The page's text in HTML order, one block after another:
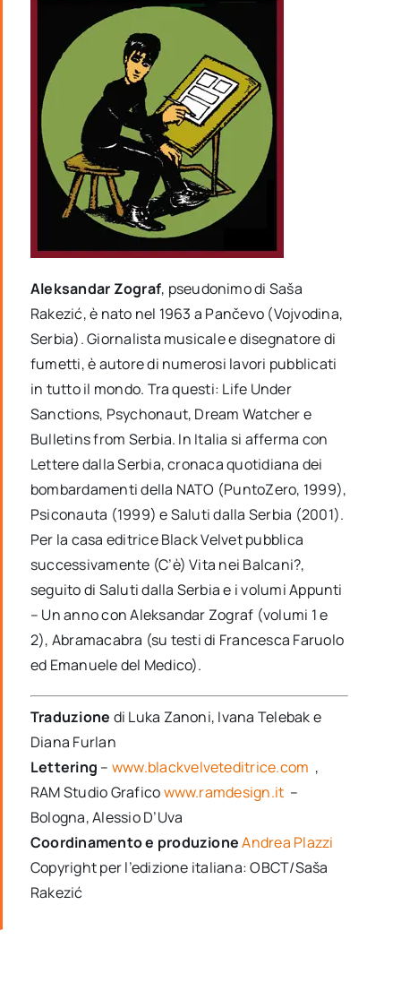
Aleksandar Zograf, pseudonimo di Saša
Rakezić, è nato nel 1963 a Pančevo (Vojvodina,
Serbia). Giornalista musicale e disegnatore di
fumetti, è autore di numerosi lavori pubblicati
in tutto il mondo. Tra questi: Life Under
Sanctions, Psychonaut, Dream Watcher e
Bulletins from Serbia. In Italia si afferma con
Lettere dalla Serbia, cronaca quotidiana dei
bombardamenti della NATO (PuntoZero, 1999),
Psiconauta (1999) e Saluti dalla Serbia (2001).
Per la casa editrice Black Velvet pubblica
successivamente (C’è) Vita nei Balcani?,
seguito di Saluti dalla Serbia e i volumi Appunti
– Un anno con Aleksandar Zograf (volumi 1 e
2), Abramacabra (su testi di Francesca Faruolo
ed Emanuele del Medico).
Traduzione di Luka Zanoni, Ivana Telebak e
Diana Furlan
Lettering – www.blackvelveteditrice.com ,
RAM Studio Graficowww.ramdesign.it –
Bologna, Alessio D’Uva
Coordinamento e produzione Andrea Plazzi
Copyright per l’edizione italiana: OBCT/Saša
Rakezić